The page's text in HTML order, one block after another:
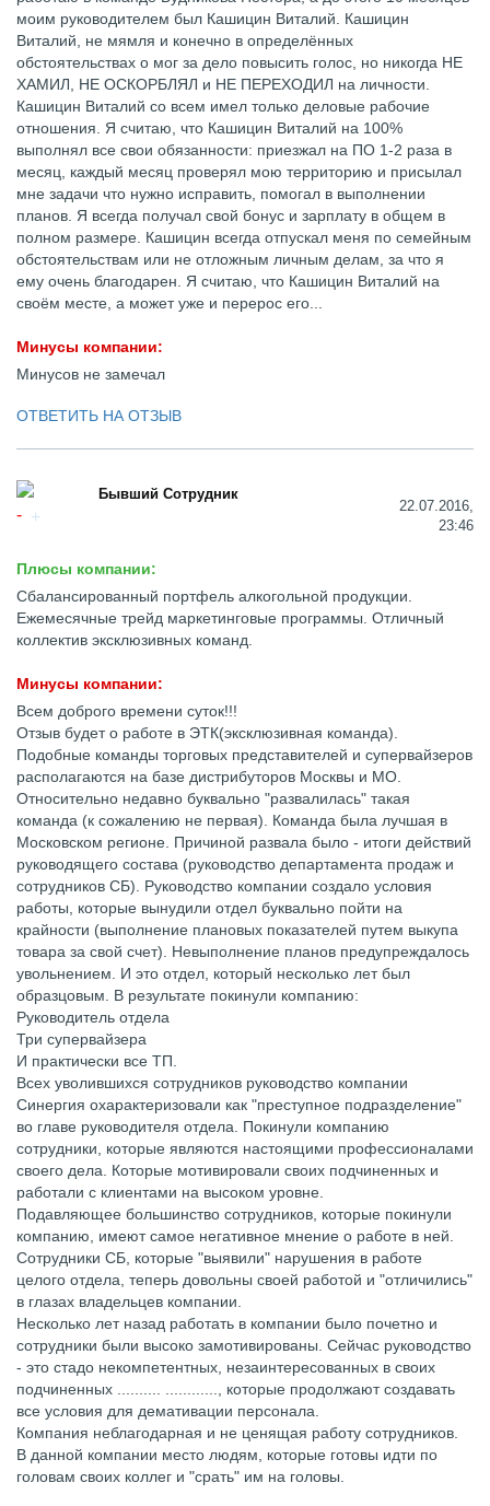
моим руководителем был Кашицин Виталий. Кашицин
Виталий, не мямля и конечно в определённых
обстоятельствах о мог за дело повысить голос, но никогда НЕ
ХАМИЛ, НЕ ОСКОРБЛЯЛ и НЕ ПЕРЕХОДИЛ на личности.
Кашицин Виталий со всем имел только деловые рабочие
отношения. Я считаю, что Кашицин Виталий на 100%
выполнял все свои обязанности: приезжал на ПО 1-2 раза в
месяц, каждый месяц проверял мою территорию и присылал
мне задачи что нужно исправить, помогал в выполнении
планов. Я всегда получал свой бонус и зарплату в общем в
полном размере. Кашицин всегда отпускал меня по семейным
обстоятельствам или не отложным личным делам, за что я
ему очень благодарен. Я считаю, что Кашицин Виталий на
своём месте, а может уже и перерос его...
Минусы компании:
Минусов не замечал
ОТВЕТИТЬ НА ОТЗЫВ
Бывший Сотрудник
22.07.2016,
23:46
Плюсы компании:
Сбалансированный портфель алкогольной продукции.
Ежемесячные трейд маркетинговые программы. Отличный
коллектив эксклюзивных команд.
Минусы компании:
Всем доброго времени суток!!!
Отзыв будет о работе в ЭТК(эксклюзивная команда).
Подобные команды торговых представителей и супервайзеров
располагаются на базе дистрибуторов Москвы и МО.
Относительно недавно буквально "развалилась" такая
команда (к сожалению не первая). Команда была лучшая в
Московском регионе. Причиной развала было - итоги действий
руководящего состава (руководство департамента продаж и
сотрудников СБ). Руководство компании создало условия
работы, которые вынудили отдел буквально пойти на
крайности (выполнение плановых показателей путем выкупа
товара за свой счет). Невыполнение планов предупреждалось
увольнением. И это отдел, который несколько лет был
образцовым. В результате покинули компанию:
Руководитель отдела
Три супервайзера
И практически все ТП.
Всех уволившихся сотрудников руководство компании
Синергия охарактеризовали как "преступное подразделение"
во главе руководителя отдела. Покинули компанию
сотрудники, которые являются настоящими профессионалами
своего дела. Которые мотивировали своих подчиненных и
работали с клиентами на высоком уровне.
Подавляющее большинство сотрудников, которые покинули
компанию, имеют самое негативное мнение о работе в ней.
Сотрудники СБ, которые "выявили" нарушения в работе
целого отдела, теперь довольны своей работой и "отличились"
в глазах владельцев компании.
Несколько лет назад работать в компании было почетно и
сотрудники были высоко замотивированы. Сейчас руководство
- это стадо некомпетентных, незаинтересованных в своих
подчиненных .......... ............, которые продолжают создавать
все условия для демативации персонала.
Компания неблагодарная и не ценящая работу сотрудников.
В данной компании место людям, которые готовы идти по
головам своих коллег и "срать" им на головы.